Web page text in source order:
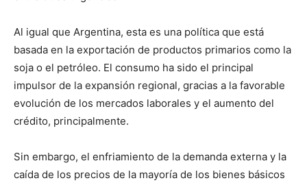
Al igual que Argentina, esta es una política que está
basada en la exportación de productos primarios como la
soja o el petróleo. El consumo ha sido el principal
impulsor de la expansión regional, gracias a la favorable
evolución de los mercados laborales y el aumento del
crédito, principalmente.
Sin embargo, el enfriamiento de la demanda externa y la
caída de los precios de la mayoría de los bienes básicos